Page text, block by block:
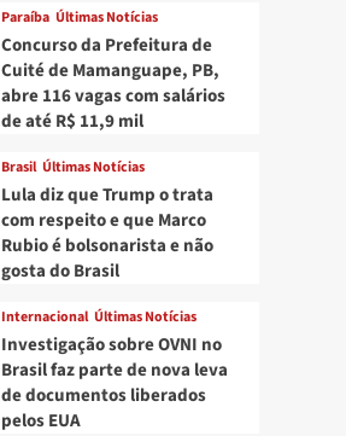
Paraíba Últimas Notícias
Concurso da Prefeitura de
Cuité de Mamanguape, PB,
abre 116 vagas com salários
de até R$ 11,9 mil
Brasil Últimas Notícias
Lula diz que Trump o trata
com respeito e que Marco
Rubio é bolsonarista e não
gosta do Brasil
Internacional Últimas Notícias
Investigação sobre OVNI no
Brasil faz parte de nova leva
de documentos liberados
pelos EUA